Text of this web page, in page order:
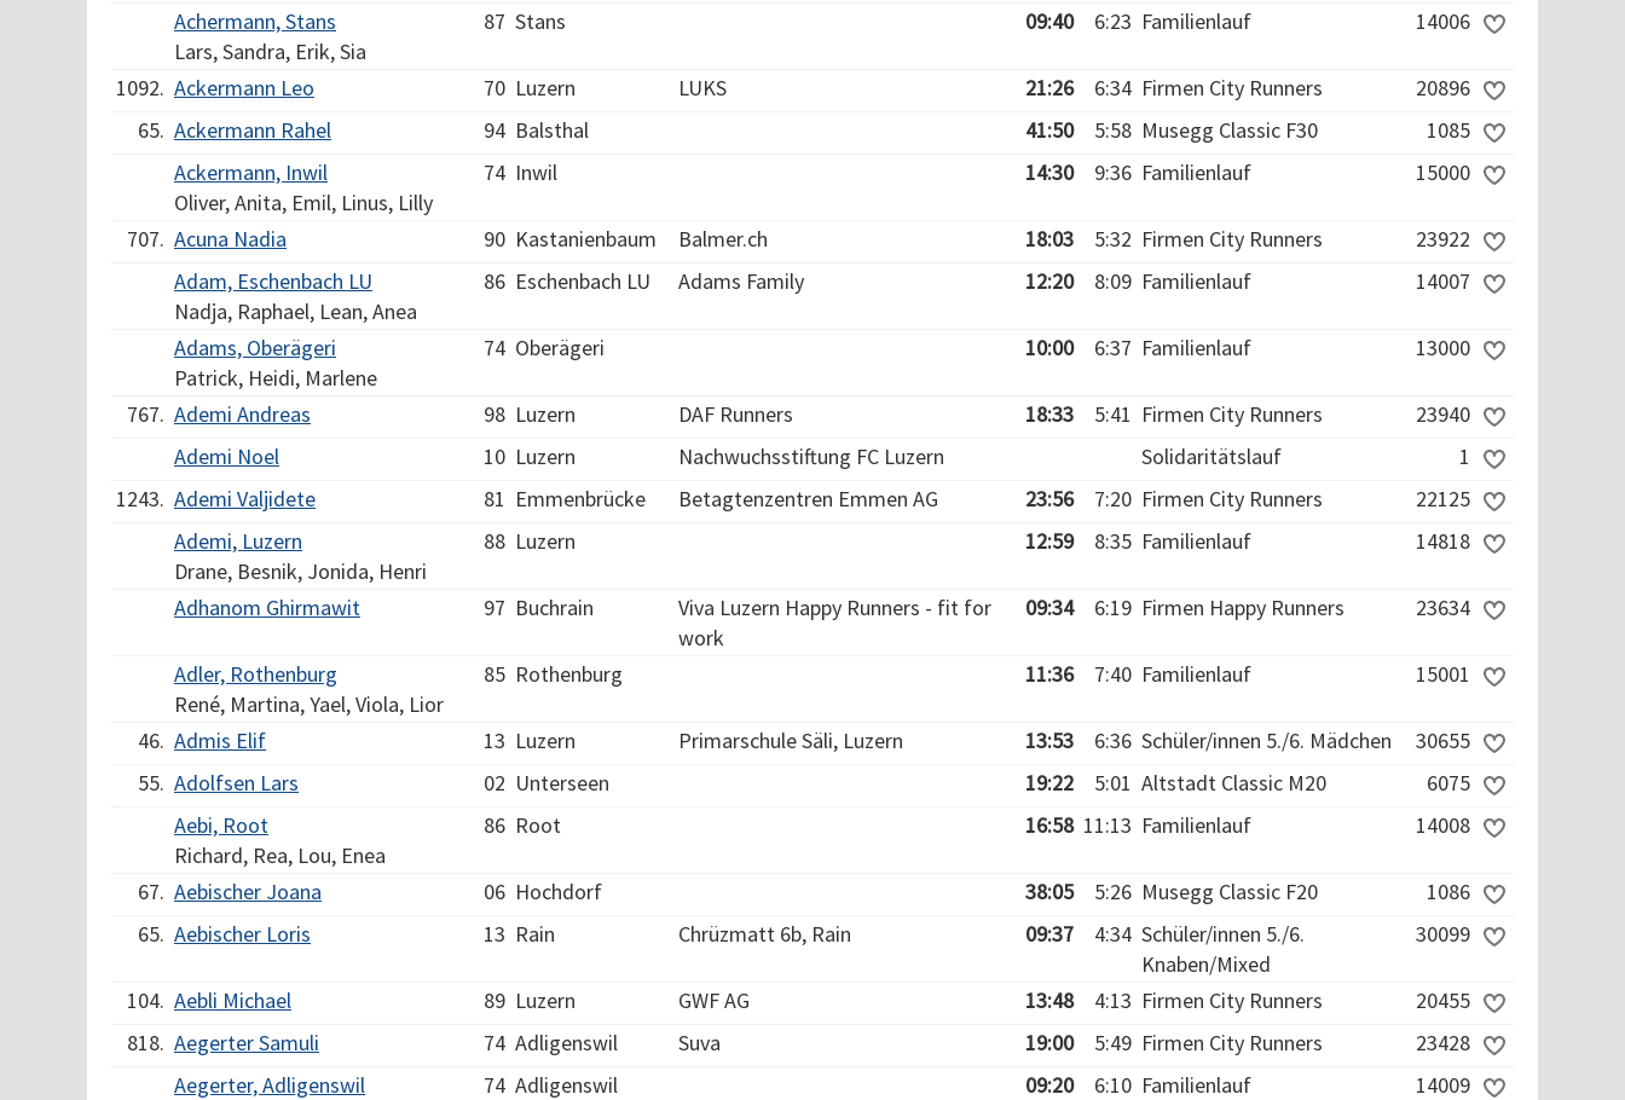
Achermann, Stans
Lars, Sandra, Erik, Sia
87 Stans 09:40 6:23 Familienlauf 14006
1092. Ackermann Leo 70 Luzern LUKS 21:26 6:34 Firmen City Runners
20896
65. Ackermann Rahel 94 Balsthal 41:50 5:58 Musegg Classic F30
1085
Ackermann, Inwil
Oliver, Anita, Emil, Linus, Lilly
74 Inwil 14:30 9:36 Familienlauf 15000
707. Acuna Nadia 90 Kastanienbaum Balmer.ch 18:03 5:32 Firmen City Runners
23922
Adam, Eschenbach LU
Nadja, Raphael, Lean, Anea
86 Eschenbach LU Adams Family 12:20 8:09 Familienlauf 14007
Adams, Oberägeri
Patrick, Heidi, Marlene
74 Oberägeri 10:00 6:37 Familienlauf 13000
767. Ademi Andreas 98 Luzern DAF Runners 18:33 5:41 Firmen City Runners
23940
Ademi Noel
10 Luzern Nachwuchsstiftung FC Luzern Solidaritätslauf
1
1243. Ademi Valjidete 81 Emmenbrücke Betagtenzentren Emmen AG 23:56 7:20 Firmen City Runners
22125
Ademi, Luzern
Drane, Besnik, Jonida, Henri
88 Luzern 12:59 8:35 Familienlauf 14818
Adhanom Ghirmawit 97 Buchrain
Viva Luzern Happy Runners - fit for
work
09:34 6:19 Firmen Happy Runners 23634
Adler, Rothenburg
René, Martina, Yael, Viola, Lior
85 Rothenburg 11:36 7:40 Familienlauf 15001
46. Admis Elif 13 Luzern Primarschule Säli, Luzern 13:53 6:36 Schüler/innen 5./6. Mädchen
30655
55. Adolfsen Lars 02 Unterseen 19:22 5:01 Altstadt Classic M20
6075
Aebi, Root
Richard, Rea, Lou, Enea
86 Root 16:58 11:13 Familienlauf 14008
67. Aebischer Joana 06 Hochdorf 38:05 5:26 Musegg Classic F20
1086
65. Aebischer Loris 13 Rain Chrüzmatt 6b, Rain 09:37 4:34 Schüler/innen 5./6.
Knaben/Mixed
30099
104. Aebli Michael 89 Luzern GWF AG 13:48 4:13 Firmen City Runners
20455
818. Aegerter Samuli 74 Adligenswil Suva 19:00 5:49 Firmen City Runners
23428
Aegerter, Adligenswil
74 Adligenswil 09:20 6:10 Familienlauf 14009